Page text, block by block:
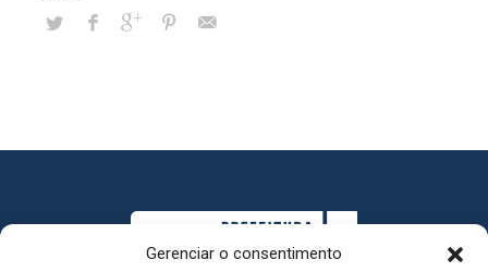
Gerenciar o consentimento